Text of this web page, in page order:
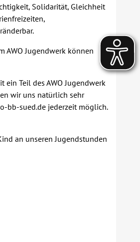
Solidarität, Gleichheit
AWO Jugendwerk können
Teil des AWO Jugendwerk
wir uns natürlich sehr
bb-sued.de jederzeit möglich.
an unseren Jugendstunden